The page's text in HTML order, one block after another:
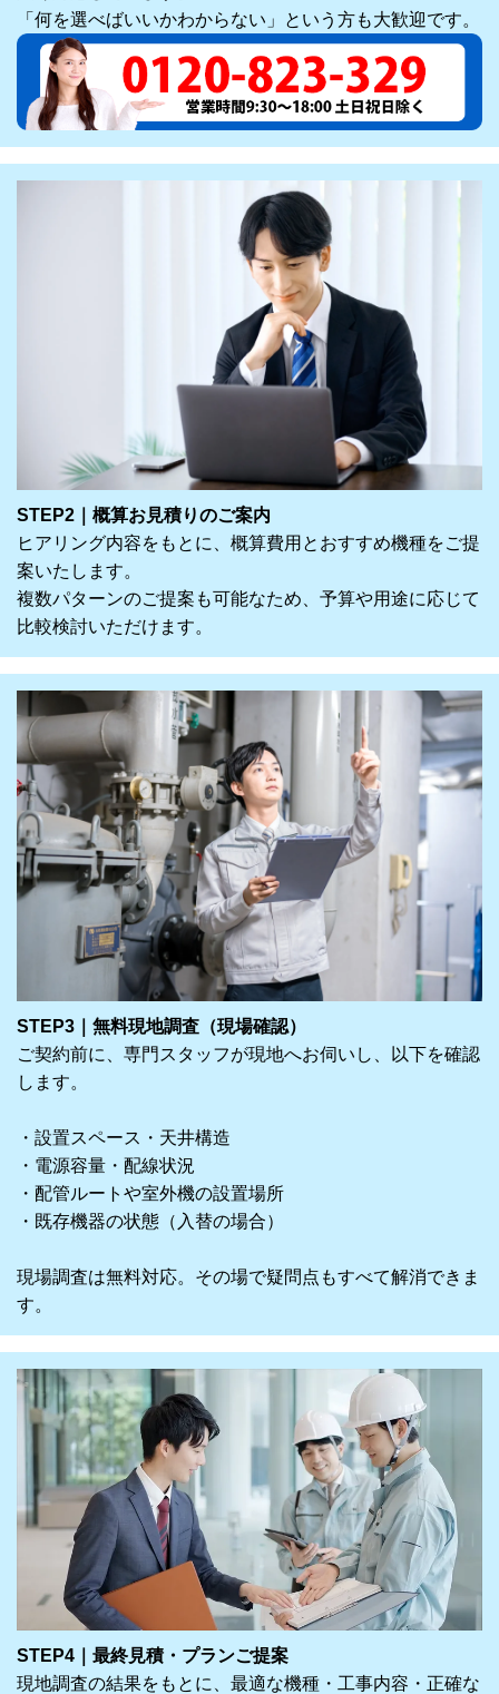
「何を選べばいいかわからない」という方も大歓迎です。
STEP2｜概算お見積りのご案内
ヒアリング内容をもとに、概算費用とおすすめ機種をご提
案いたします。
複数パターンのご提案も可能なため、予算や用途に応じて
比較検討いただけます。
STEP3｜無料現地調査（現場確認）
ご契約前に、専門スタッフが現地へお伺いし、以下を確認
します。
・設置スペース・天井構造
・電源容量・配線状況
・配管ルートや室外機の設置場所
・既存機器の状態（入替の場合）
現場調査は無料対応。その場で疑問点もすべて解消できま
す。
STEP4｜最終見積・プランご提案
現地調査の結果をもとに、最適な機種・工事内容・正確な